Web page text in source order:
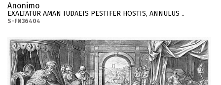
Anonimo
EXALTATUR AMAN IUDAEIS PESTIFER HOSTIS, ANNULUS ..
S-FN36404